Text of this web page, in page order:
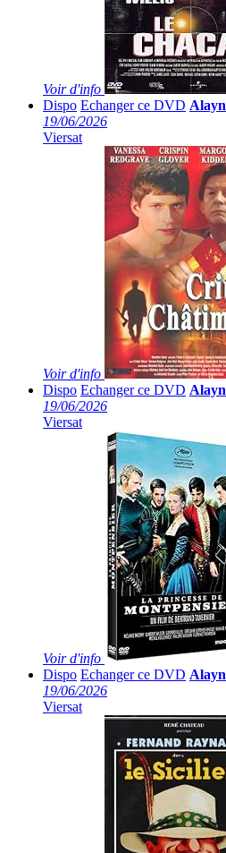
Voir d'info
Dispo Echanger ce DVD Alayn
19/06/2026
Viersat
Voir d'info
Dispo Echanger ce DVD Alayn
19/06/2026
Viersat
Voir d'info
Dispo Echanger ce DVD Alayn
19/06/2026
Viersat